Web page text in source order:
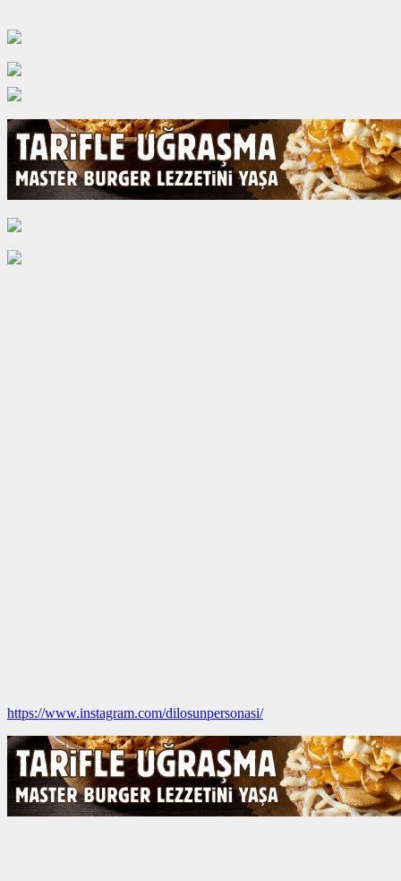
https://www.instagram.com/dilosunpersonasi/